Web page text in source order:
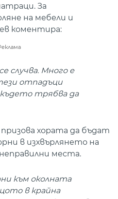
За
на мебели и
коментира:
случва. Много е
отпадъци
трябва да
призова хората да бъдат
в изхвърлянето на
места.
към околната
в крайна